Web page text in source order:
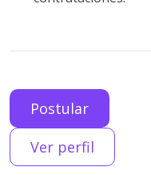
Postular
Ver perfil